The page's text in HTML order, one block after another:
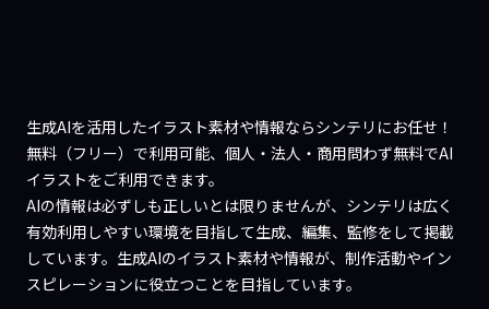
生成AIを活用したイラスト素材や情報ならシンテリにお任せ！
無料（フリー）で利用可能、個人・法人・商用問わず無料でAI
イラストをご利用できます。
AIの情報は必ずしも正しいとは限りませんが、シンテリは広く
有効利用しやすい環境を目指して生成、編集、監修をして掲載
しています。生成AIのイラスト素材や情報が、制作活動やイン
スピレーションに役立つことを目指しています。